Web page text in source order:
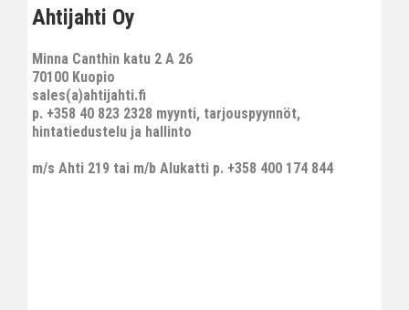
Ahtijahti Oy
Minna Canthin katu 2 A 26
70100 Kuopio
sales(a)ahtijahti.fi
p. +358 40 823 2328 myynti, tarjouspyynnöt,
hintatiedustelu ja hallinto
m/s Ahti 219 tai m/b Alukatti p. +358 400 174 844